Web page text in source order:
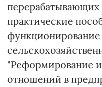
перерабатывающих
практические
"Реформирование
отношений в